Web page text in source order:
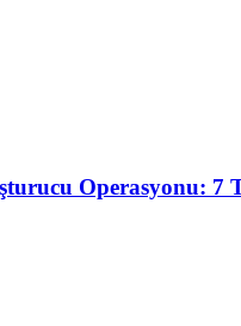
Operasyonu: 7